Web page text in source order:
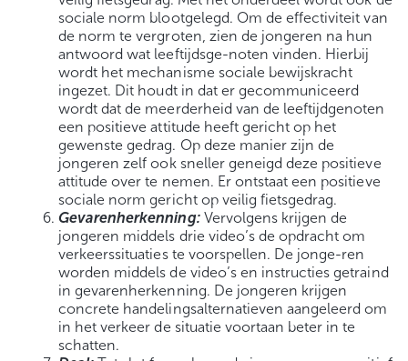
sociale norm blootgelegd. Om de effectiviteit van
de norm te vergroten, zien de jongeren na hun
antwoord wat leeftijdsge-noten vinden. Hierbij
wordt het mechanisme sociale bewijskracht
ingezet. Dit houdt in dat er gecommuniceerd
wordt dat de meerderheid van de leeftijdgenoten
een positieve attitude heeft gericht op het
gewenste gedrag. Op deze manier zijn de
jongeren zelf ook sneller geneigd deze positieve
attitude over te nemen. Er ontstaat een positieve
sociale norm gericht op veilig fietsgedrag.
Gevarenherkenning: Vervolgens krijgen de
jongeren middels drie video’s de opdracht om
verkeerssituaties te voorspellen. De jonge-ren
worden middels de video’s en instructies getraind
in gevarenherkenning. De jongeren krijgen
concrete handelingsalternatieven aangeleerd om
in het verkeer de situatie voortaan beter in te
schatten.